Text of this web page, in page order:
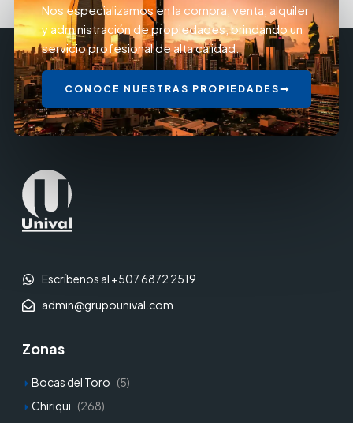
Nos especializamos en la compra, venta, alquiler
y administración de propiedades, brindando un
servicio profesional de alta calidad.
CONOCE NUESTRAS PROPIEDADES
Escríbenos al +507 6872 2519
admin@grupounival.com
Zonas
Bocas del Toro (5)
Chiriqui (268)